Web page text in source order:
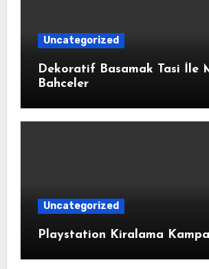
Uncategorized
Dekoratif Basamak Tasi İle
Bahceler
Uncategorized
Playstation Kiralama